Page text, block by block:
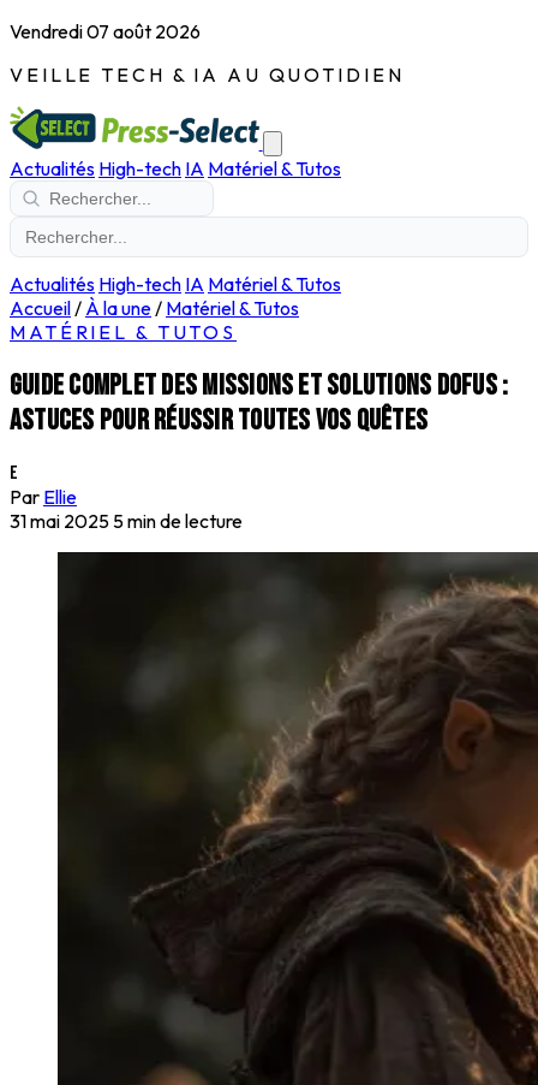
Vendredi 07 août 2026
VEILLE TECH & IA AU QUOTIDIEN
Actualités High-tech IA Matériel & Tutos
Actualités High-tech IA Matériel & Tutos
Accueil/ À la une/ Matériel & Tutos
MATÉRIEL & TUTOS
Guide complet des missions et solutions Dofus :
astuces pour réussir toutes vos quêtes
E
Par Ellie
31 mai 2025 5 min de lecture